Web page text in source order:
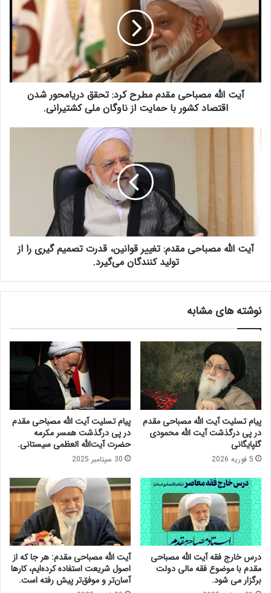
ص
ح
:
ح
د
ر
ی
ا
م
ح
و
ر
ش
د
ن
ا
ق
ت
ص
ا
د
ک
ش
آیت الله مصباحی مقدم مطرح کرد: تحقق دریامحور شدن
اقتصاد کشور با حمایت از ناوگان ملی کشتیرانی.
ص
ی
ق
:
ت
غ
ی
ی
ر
ق
و
ن
ی
ن
،
ق
د
ر
ت
ت
ص
آیت الله مصباحی مقدم: تغییر قوانین، قدرت تصمیم گیری را از
تولید کنندگان می‌گیرد.
نوشته های مشابه
پیام تسلیت آیت الله مصباحی مقدم
در پی درگذشت آیت الله محمودی
گلپایگانی
5 فوریه 2026
پیام تسلیت آیت الله مصباحی مقدم
در پی درگذشت همسر مکرمه
حضرت آیت‌الله العظمی سیستانی.
30 سپتامبر 2025
درس خارج فقه آیت الله مصباحی
مقدم با موضوع فقه مالی دولت
برگزار می شود.
آیت الله مصباحی مقدم: هر جا که از
اصول شریعت استفاده کرده‌ایم، کارها
آسان‌تر و موفق‌تر پیش رفته است.